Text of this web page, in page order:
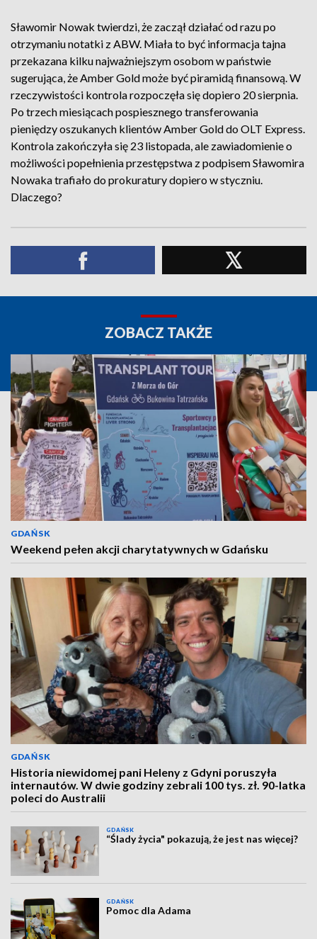
Sławomir Nowak twierdzi, że zaczął działać od razu po
otrzymaniu notatki z ABW. Miała to być informacja tajna
przekazana kilku najważniejszym osobom w państwie
sugerująca, że Amber Gold może być piramidą finansową. W
rzeczywistości kontrola rozpoczęła się dopiero 20 sierpnia.
Po trzech miesiącach pospiesznego transferowania
pieniędzy oszukanych klientów Amber Gold do OLT Express.
Kontrola zakończyła się 23 listopada, ale zawiadomienie o
możliwości popełnienia przestępstwa z podpisem Sławomira
Nowaka trafiało do prokuratury dopiero w styczniu.
Dlaczego?
ZOBACZ TAKŻE
GDAŃSK
Weekend pełen akcji charytatywnych w Gdańsku
GDAŃSK
Historia niewidomej pani Heleny z Gdyni poruszyła
internautów. W dwie godziny zebrali 100 tys. zł. 90-latka
poleci do Australii
GDAŃSK
“Ślady życia" pokazują, że jest nas więcej?
GDAŃSK
Pomoc dla Adama